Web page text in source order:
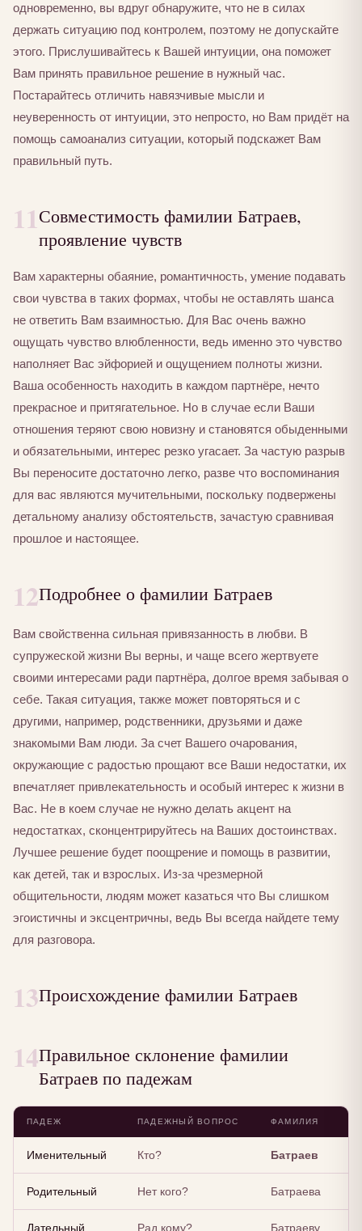
одновременно, вы вдруг обнаружите, что не в силах
держать ситуацию под контролем, поэтому не допускайте
этого. Прислушивайтесь к Вашей интуиции, она поможет
Вам принять правильное решение в нужный час.
Постарайтесь отличить навязчивые мысли и
неуверенность от интуиции, это непросто, но Вам придёт на
помощь самоанализ ситуации, который подскажет Вам
правильный путь.
11Совместимость фамилии Батраев,
проявление чувств
Вам характерны обаяние, романтичность, умение подавать
свои чувства в таких формах, чтобы не оставлять шанса
не ответить Вам взаимностью. Для Вас очень важно
ощущать чувство влюбленности, ведь именно это чувство
наполняет Вас эйфорией и ощущением полноты жизни.
Ваша особенность находить в каждом партнёре, нечто
прекрасное и притягательное. Но в случае если Ваши
отношения теряют свою новизну и становятся обыденными
и обязательными, интерес резко угасает. За частую разрыв
Вы переносите достаточно легко, разве что воспоминания
для вас являются мучительными, поскольку подвержены
детальному анализу обстоятельств, зачастую сравнивая
прошлое и настоящее.
12Подробнее о фамилии Батраев
Вам свойственна сильная привязанность в любви. В
супружеской жизни Вы верны, и чаще всего жертвуете
своими интересами ради партнёра, долгое время забывая о
себе. Такая ситуация, также может повторяться и с
другими, например, родственники, друзьями и даже
знакомыми Вам люди. За счет Вашего очарования,
окружающие с радостью прощают все Ваши недостатки, их
впечатляет привлекательность и особый интерес к жизни в
Вас. Не в коем случае не нужно делать акцент на
недостатках, сконцентрируйтесь на Ваших достоинствах.
Лучшее решение будет поощрение и помощь в развитии,
как детей, так и взрослых. Из-за чрезмерной
общительности, людям может казаться что Вы слишком
эгоистичны и эксцентричны, ведь Вы всегда найдете тему
для разговора.
13Происхождение фамилии Батраев
14Правильное склонение фамилии
Батраев по падежам
ПАДЕЖ ПАДЕЖНЫЙ ВОПРОС ФАМИЛИЯ
Именительный Кто? Батраев
Родительный Нет кого? Батраева
Дательный Рад кому? Батраеву